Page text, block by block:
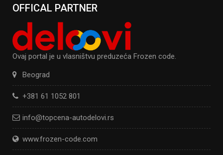
OFFICAL PARTNER
Ovaj portal je u vlasništvu preduzeća Frozen code.
Beograd
+381 61 1052 801
info@topcena-autodelovi.rs
www.frozen-code.com